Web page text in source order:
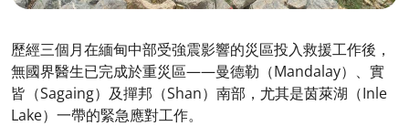
歷經三個月在緬甸中部受強震影響的災區投入救援工作後，
無國界醫生已完成於重災區——曼德勒（Mandalay）、實
皆（Sagaing）及撣邦（Shan）南部，尤其是茵萊湖（Inle
Lake）一帶的緊急應對工作。